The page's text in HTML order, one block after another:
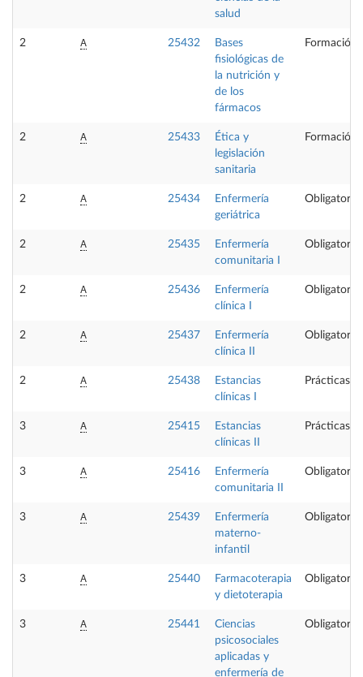
salud
2 A 25432
Bases
fisiológicas de
la nutrición y
de los
fármacos
Formación
2 A 25433
Ética y
legislación
sanitaria
Formación
2 A 25434
Enfermería
geriátrica
Obligatoria
2 A 25435
Enfermería
comunitaria I
Obligatoria
2 A 25436
Enfermería
clínica I
Obligatoria
2 A 25437
Enfermería
clínica II
Obligatoria
2 A 25438
Estancias
clínicas I
Prácticas
3 A 25415
Estancias
clínicas II
Prácticas
3 A 25416
Enfermería
comunitaria II
Obligatoria
3 A 25439
Enfermería
materno-
infantil
Obligatoria
3 A 25440
Farmacoterapia
y dietoterapia
Obligatoria
3 A 25441
Ciencias
psicosociales
aplicadas y
enfermería de
Obligatoria